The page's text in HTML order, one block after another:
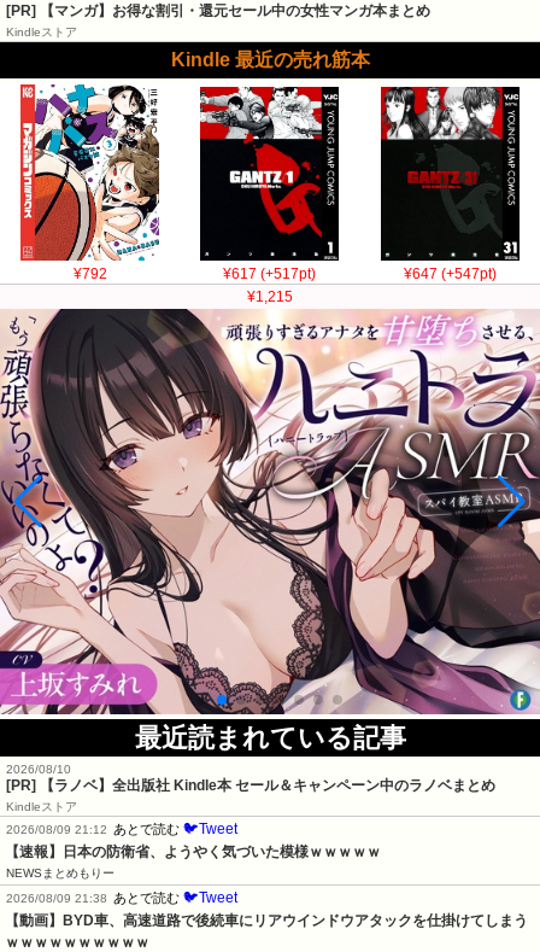
[PR] 【マンガ】お得な割引・還元セール中の女性マンガ本まとめ
Kindleストア
Kindle 最近の売れ筋本
¥792 ¥617 (+517pt)
¥647 (+547pt)
¥1,215
最近読まれている記事
2026/08/10
[PR] 【ラノベ】全出版社 Kindle本 セール＆キャンペーン中のラノベまとめ
Kindleストア
2026/08/09 21:12
あとで読む 🐦Tweet
【速報】日本の防衛省、ようやく気づいた模様ｗｗｗｗｗ
NEWSまとめもりー
2026/08/09 21:38
あとで読む 🐦Tweet
【動画】BYD車、高速道路で後続車にリアウインドウアタックを仕掛けてしまう
ｗｗｗｗｗｗｗｗｗｗ